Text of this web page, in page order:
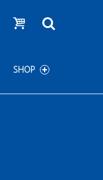
Show cart
SHOP